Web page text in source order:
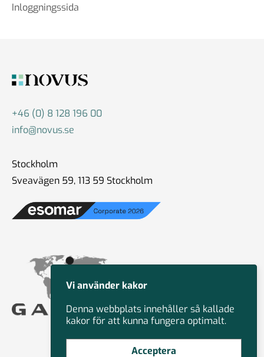
Inloggningssida
+46 (0) 8 128 196 00
info@novus.se
Stockholm
Sveavägen 59, 113 59 Stockholm
Vi använder kakor
Denna webbplats innehåller så kallade
kakor för att kunna fungera optimalt.
Acceptera